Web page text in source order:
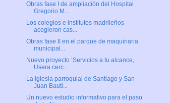
Obras fase I de ampliación del Hospital
Gregorio M...
Los colegios e institutos madrileños
acogieron cas...
Obras fase II en el parque de maquinaria
municipal...
Nuevo proyecto ‘Servicios a tu alcance,
Usera cerc...
La iglesia parroquial de Santiago y San
Juan Bauti...
Un nuevo estudio informativo para el paso